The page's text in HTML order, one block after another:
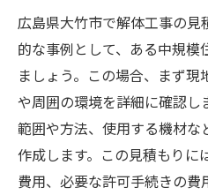
広島県大竹市で解体工事の
的な事例として、ある中規
ましょう。この場合、まず
や周囲の環境を詳細に確認し
範囲や方法、使用する機材な
作成します。この見積もりに
費用、必要な許可手続きの費